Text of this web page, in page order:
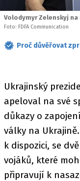
Volodymyr Zelenskyj
Foto: FDFA Communication
Proč důvěřovat
Ukrajinský
apeloval na své
důkazy o
války na
k dispozici, se
vojáků, které
připravují k